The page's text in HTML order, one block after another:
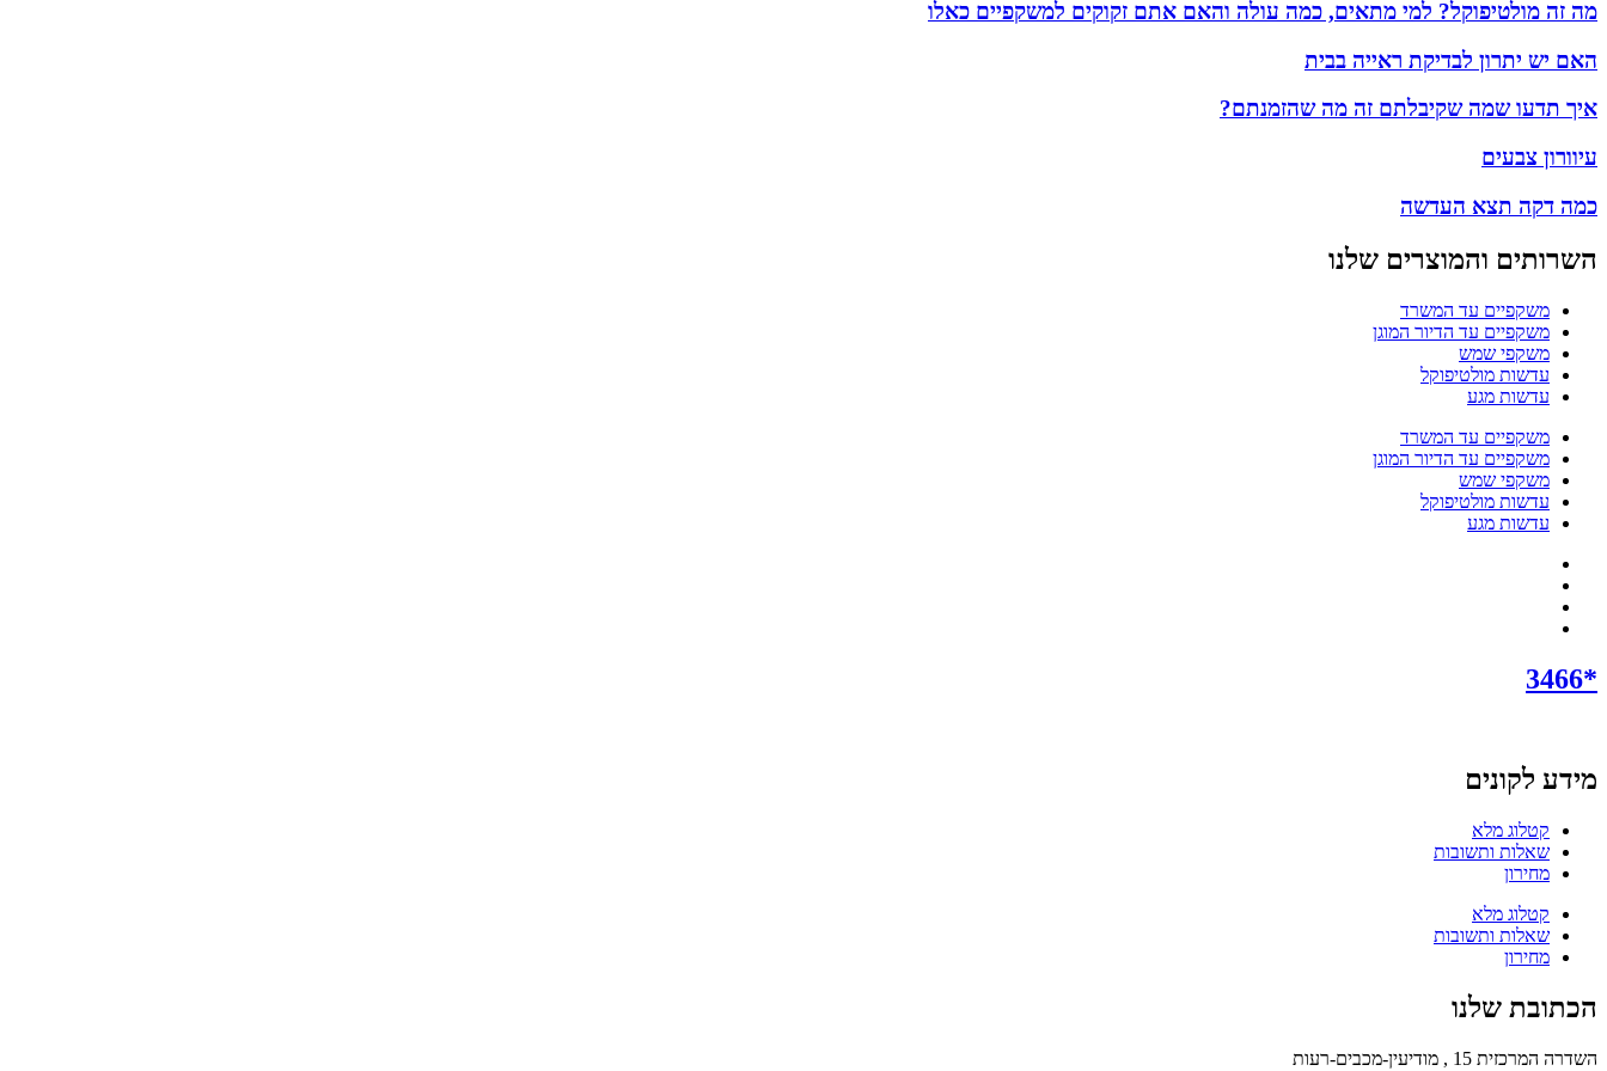
מה זה מולטיפוקל? למי מתאים, כמה עולה והאם אתם זקוקים למשקפיים כאלו
האם יש יתרון לבדיקת ראייה בבית
איך תדעו שמה שקיבלתם זה מה שהזמנתם?
עיוורון צבעים
כמה דקה תצא העדשה
השרותים והמוצרים שלנו
משקפיים עד המשרד
משקפיים עד הדיור המוגן
משקפי שמש
עדשות מולטיפוקל
עדשות מגע
משקפיים עד המשרד
משקפיים עד הדיור המוגן
משקפי שמש
עדשות מולטיפוקל
עדשות מגע
*3466
מידע לקונים
קטלוג מלא
שאלות ותשובות
מחירון
קטלוג מלא
שאלות ותשובות
מחירון
הכתובת שלנו
השדרה המרכזית 15 , מודיעין-מכבים-רעות